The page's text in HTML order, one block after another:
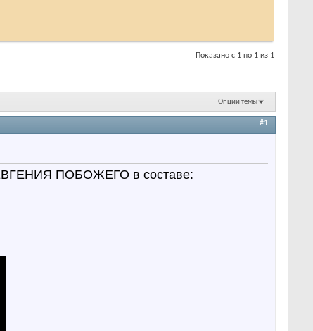
Показано с 1 по 1 из 1
Опции темы
#1
ЕВГЕНИЯ ПОБОЖЕГО в составе: